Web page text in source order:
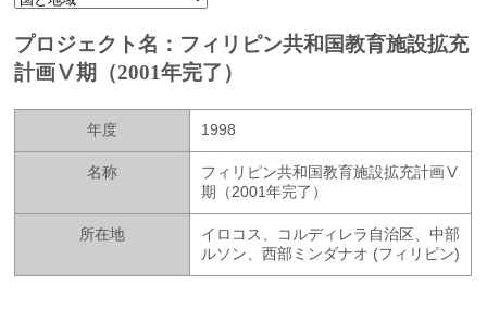
プロジェクト名：フィリピン共和国教育施設拡充
計画Ⅴ期（2001年完了）
年度 1998
名称
フィリピン共和国教育施設拡充計画Ⅴ
期（2001年完了）
所在地
イロコス、コルディレラ自治区、中部
ルソン、西部ミンダナオ (フィリピン)